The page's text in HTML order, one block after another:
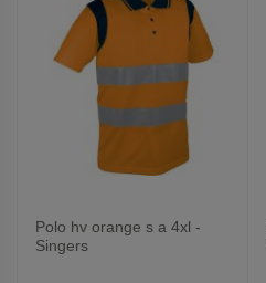
Polo hv orange s a 4xl -
Singers